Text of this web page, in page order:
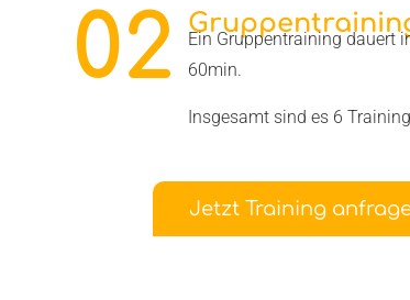
02
Ein Gruppentraining dauert
60min.
Insgesamt sind es 6
Jetzt Training